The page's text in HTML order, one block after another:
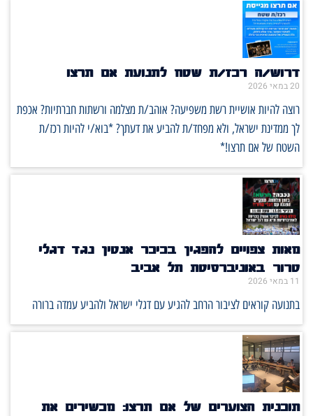
דרוש/ה רכז/ת שטח לתנועת אם תרצו
20 במאי 2026
רוצה להיות אושיית רשת משפיעה? אוהב/ת מצלמה ורשתות חברתיות? אכפת
לך ממדינת ישראל, ולא מפחד/ת להביע את דעתך? *בוא/י להיות רכז/ת
השטח של אם תרצו!*
מאות צפויים להפגין בכיכר אנטין נגד דגלי
טרור באוניברסיטת תל אביב
11 במאי 2026
בתנועה קוראים לציבור הרחב להגיע עם דגלי ישראל ולהביע עמדה ברורה
תוכנית הצוערים של אם תרצו: מכשירים את